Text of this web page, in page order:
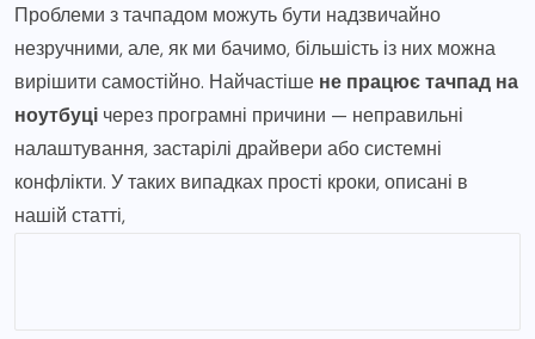
Проблеми з тачпадом можуть бути надзвичайно
незручними, але, як ми бачимо, більшість із них можна
вирішити самостійно. Найчастіше не працює тачпад на
ноутбуці через програмні причини — неправильні
налаштування, застарілі драйвери або системні
конфлікти. У таких випадках прості кроки, описані в
нашій статті,